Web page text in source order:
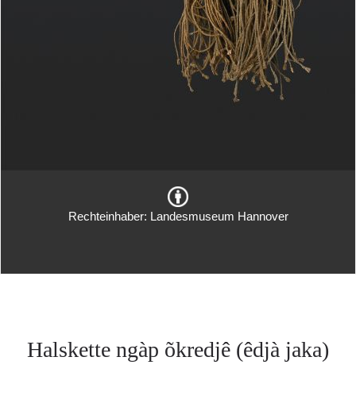
Rechteinhaber: Landesmuseum Hannover
Halskette ngàp õkredjê (êdjà jaka)